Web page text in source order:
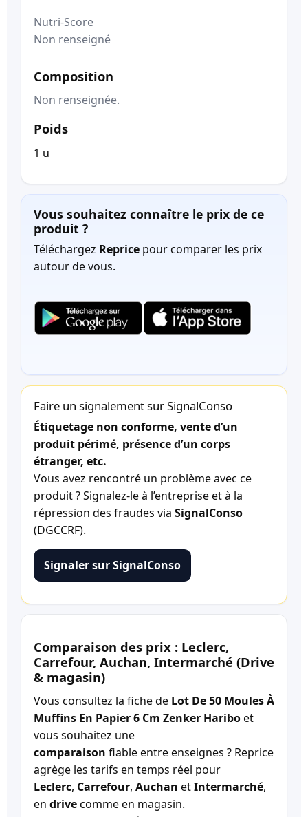
Nutri-Score
Non renseigné
Composition
Non renseignée.
Poids
1 u
Vous souhaitez connaître le prix de ce
produit ?
Téléchargez Reprice pour comparer les prix
autour de vous.
Faire un signalement sur SignalConso
Étiquetage non conforme, vente d’un
produit périmé, présence d’un corps
étranger, etc.
Vous avez rencontré un problème avec ce
produit ? Signalez-le à l’entreprise et à la
répression des fraudes via SignalConso
(DGCCRF).
Signaler sur SignalConso
Comparaison des prix : Leclerc,
Carrefour, Auchan, Intermarché (Drive
& magasin)
Vous consultez la fiche de Lot De 50 Moules À
Muffins En Papier 6 Cm Zenker Hariboet
vous souhaitez une
comparaison fiable entre enseignes ? Reprice
agrège les tarifs en temps réel pour
Leclerc, Carrefour, Auchan etIntermarché,
en drivecomme en magasin.